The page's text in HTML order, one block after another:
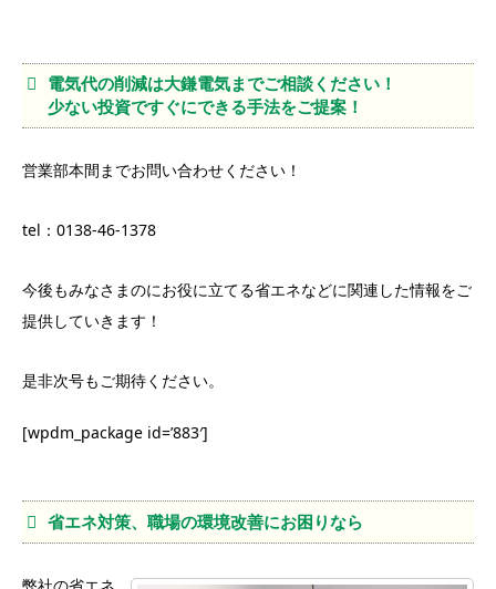
電気代の削減は大鎌電気までご相談ください！
少ない投資ですぐにできる手法をご提案！
営業部本間までお問い合わせください！
tel：0138-46-1378
今後もみなさまのにお役に立てる省エネなどに関連した情報をご
提供していきます！
是非次号もご期待ください。
[wpdm_package id=’883′]
省エネ対策、職場の環境改善にお困りなら